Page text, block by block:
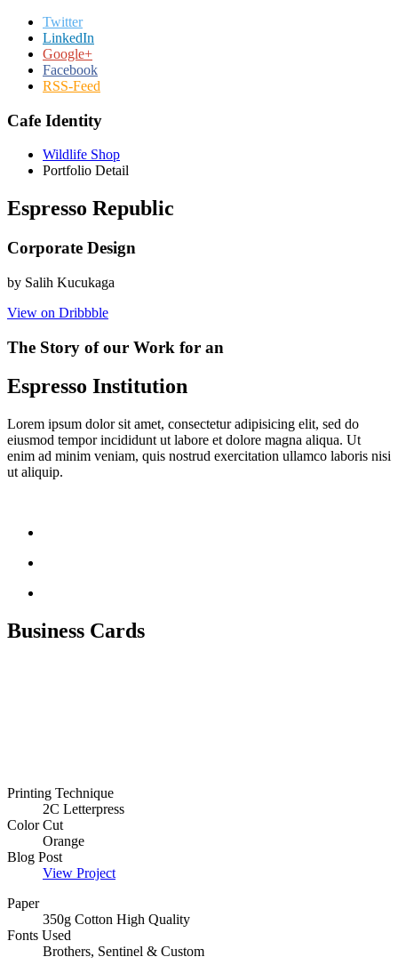
Twitter
LinkedIn
Google+
Facebook
RSS-Feed
Cafe Identity
Wildlife Shop
Portfolio Detail
Espresso Republic
Corporate Design
by Salih Kucukaga
View on Dribbble
The Story of our Work for an
Espresso Institution
Lorem ipsum dolor sit amet, consectetur adipisicing elit, sed do
eiusmod tempor incididunt ut labore et dolore magna aliqua. Ut
enim ad minim veniam, quis nostrud exercitation ullamco laboris nisi
ut aliquip.
Business Cards
Printing Technique
2C Letterpress
Color Cut
Orange
Blog Post
View Project
Paper
350g Cotton High Quality
Fonts Used
Brothers, Sentinel & Custom